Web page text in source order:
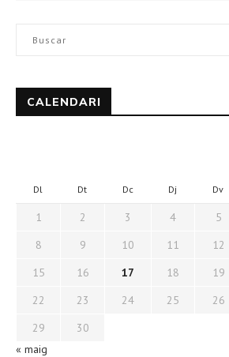
CALENDARI
Dl Dt Dc Dj Dv
1 2 3 4 5
8
9 10 11 12
15
16 17 18 19
22
23 24 25 26
29
30
« maig